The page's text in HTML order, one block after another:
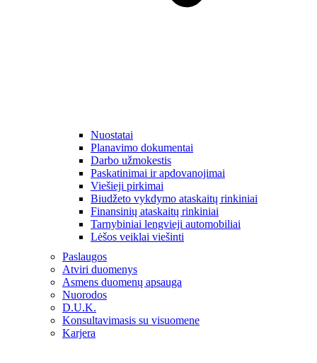
Nuostatai
Planavimo dokumentai
Darbo užmokestis
Paskatinimai ir apdovanojimai
Viešieji pirkimai
Biudžeto vykdymo ataskaitų rinkiniai
Finansinių ataskaitų rinkiniai
Tarnybiniai lengvieji automobiliai
Lėšos veiklai viešinti
Paslaugos
Atviri duomenys
Asmens duomenų apsauga
Nuorodos
D.U.K.
Konsultavimasis su visuomene
Karjera